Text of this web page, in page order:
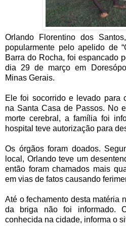
Orlando Florentino dos
popularmente pelo apelido de
Barra do Rocha, foi espancado
dia 29 de março em
Minas Gerais.
Ele foi socorrido e levado para
na Santa Casa de Passos. No
morte cerebral, a família foi
hospital teve autorização para
Os órgãos foram doados.
local, Orlando teve um
então foram chamados mais
em vias de fatos causando
Até o fechamento desta matéria
da briga não foi informado.
conhecida na cidade, informa o